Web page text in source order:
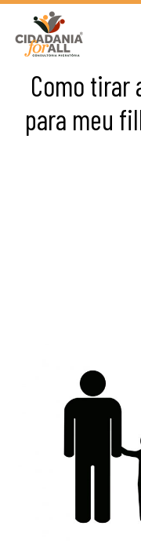
Como tirar
para meu